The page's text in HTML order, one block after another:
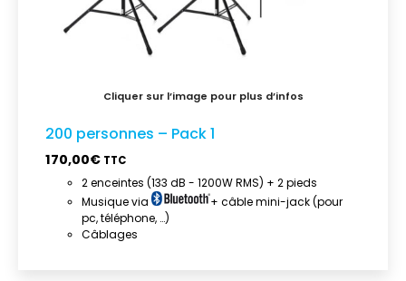
200 personnes – Pack 1
170,00€ TTC
2 enceintes (133 dB - 1200W RMS) + 2 pieds
Musique via
+ câble mini-jack (pour
pc, téléphone, …)
Câblages